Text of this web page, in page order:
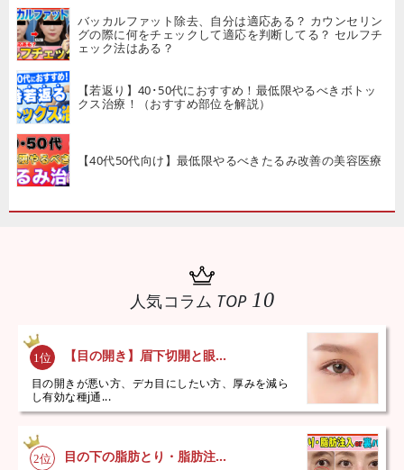
バッカルファット除去、自分は適応ある？ カウンセリン
グの際に何をチェックして適応を判断してる？ セルフチ
ェック法はある？
【若返り】40･50代におすすめ！最低限やるべきボトッ
クス治療！（おすすめ部位を解説）
【40代50代向け】最低限やるべきたるみ改善の美容医療
人気コラム TOP 10
【目の開き】眉下切開と眼...
目の開きが悪い方、デカ目にしたい方、厚みを減ら
し有効な種j通...
目の下の脂肪とり・脂肪注...